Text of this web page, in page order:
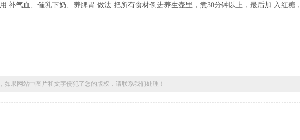
:补气血、催乳下奶、养脾胃 做法:把所有食材倒进养生壶里，煮30分钟以上，最后加 入红糖，
果网站中图片和文字侵犯了您的版权，请联系我们处理！